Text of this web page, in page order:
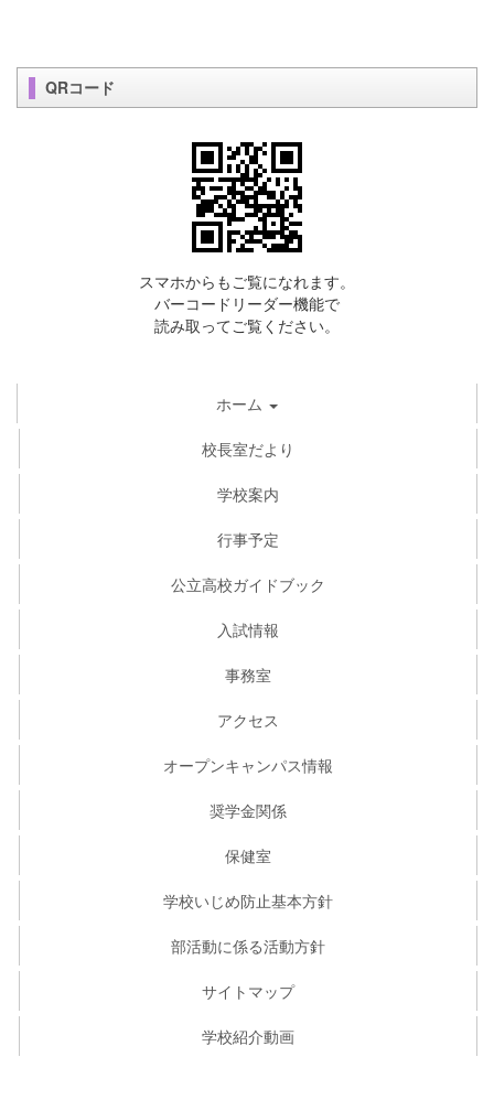
QRコード
スマホからもご覧になれます。
バーコードリーダー機能で
読み取ってご覧ください。
ホーム
校長室だより
学校案内
行事予定
公立高校ガイドブック
入試情報
事務室
アクセス
オープンキャンパス情報
奨学金関係
保健室
学校いじめ防止基本方針
部活動に係る活動方針
サイトマップ
学校紹介動画